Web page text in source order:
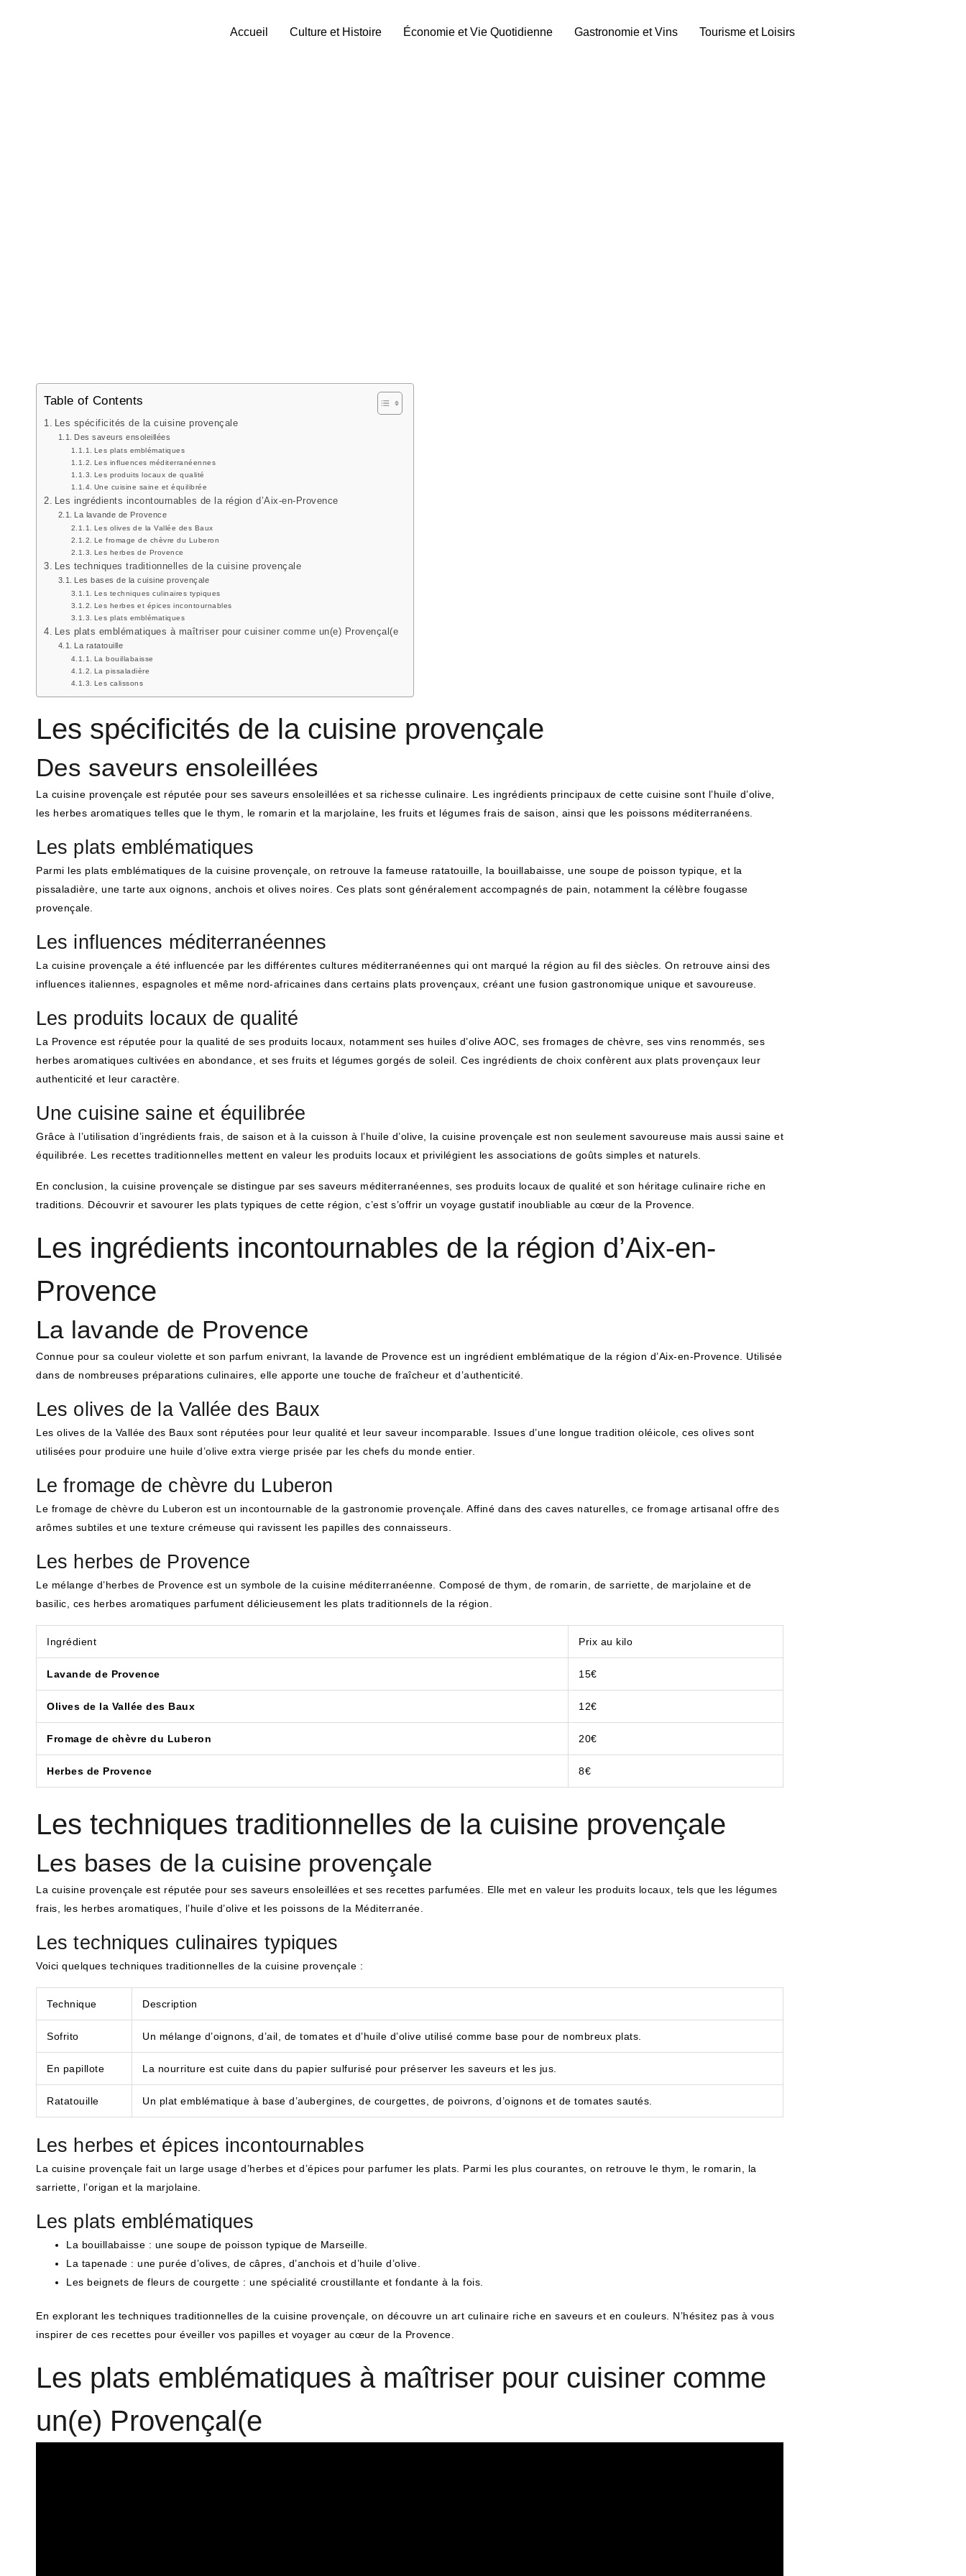
Accueil Culture et Histoire Économie et Vie Quotidienne Gastronomie et Vins Tourisme et Loisirs
Table of Contents
Les spécificités de la cuisine provençale
Des saveurs ensoleillées
Les plats emblématiques
Les influences méditerranéennes
Les produits locaux de qualité
Une cuisine saine et équilibrée
Les ingrédients incontournables de la région d’Aix-en-Provence
La lavande de Provence
Les olives de la Vallée des Baux
Le fromage de chèvre du Luberon
Les herbes de Provence
Les techniques traditionnelles de la cuisine provençale
Les bases de la cuisine provençale
Les techniques culinaires typiques
Les herbes et épices incontournables
Les plats emblématiques
Les plats emblématiques à maîtriser pour cuisiner comme un(e) Provençal(e
La ratatouille
La bouillabaisse
La pissaladière
Les calissons
Les spécificités de la cuisine provençale
Des saveurs ensoleillées
La cuisine provençale est réputée pour ses saveurs ensoleillées et sa richesse culinaire. Les ingrédients principaux de cette cuisine sont l’huile d’olive,
les herbes aromatiques telles que le thym, le romarin et la marjolaine, les fruits et légumes frais de saison, ainsi que les poissons méditerranéens.
Les plats emblématiques
Parmi les plats emblématiques de la cuisine provençale, on retrouve la fameuse ratatouille, la bouillabaisse, une soupe de poisson typique, et la
pissaladière, une tarte aux oignons, anchois et olives noires. Ces plats sont généralement accompagnés de pain, notamment la célèbre fougasse
provençale.
Les influences méditerranéennes
La cuisine provençale a été influencée par les différentes cultures méditerranéennes qui ont marqué la région au fil des siècles. On retrouve ainsi des
influences italiennes, espagnoles et même nord-africaines dans certains plats provençaux, créant une fusion gastronomique unique et savoureuse.
Les produits locaux de qualité
La Provence est réputée pour la qualité de ses produits locaux, notamment ses huiles d’olive AOC, ses fromages de chèvre, ses vins renommés, ses
herbes aromatiques cultivées en abondance, et ses fruits et légumes gorgés de soleil. Ces ingrédients de choix confèrent aux plats provençaux leur
authenticité et leur caractère.
Une cuisine saine et équilibrée
Grâce à l’utilisation d’ingrédients frais, de saison et à la cuisson à l’huile d’olive, la cuisine provençale est non seulement savoureuse mais aussi saine et
équilibrée. Les recettes traditionnelles mettent en valeur les produits locaux et privilégient les associations de goûts simples et naturels.
En conclusion, la cuisine provençale se distingue par ses saveurs méditerranéennes, ses produits locaux de qualité et son héritage culinaire riche en
traditions. Découvrir et savourer les plats typiques de cette région, c’est s’offrir un voyage gustatif inoubliable au cœur de la Provence.
Les ingrédients incontournables de la région d’Aix-en-
Provence
La lavande de Provence
Connue pour sa couleur violette et son parfum enivrant, la lavande de Provence est un ingrédient emblématique de la région d’Aix-en-Provence. Utilisée
dans de nombreuses préparations culinaires, elle apporte une touche de fraîcheur et d’authenticité.
Les olives de la Vallée des Baux
Les olives de la Vallée des Baux sont réputées pour leur qualité et leur saveur incomparable. Issues d’une longue tradition oléicole, ces olives sont
utilisées pour produire une huile d’olive extra vierge prisée par les chefs du monde entier.
Le fromage de chèvre du Luberon
Le fromage de chèvre du Luberon est un incontournable de la gastronomie provençale. Affiné dans des caves naturelles, ce fromage artisanal offre des
arômes subtiles et une texture crémeuse qui ravissent les papilles des connaisseurs.
Les herbes de Provence
Le mélange d’herbes de Provence est un symbole de la cuisine méditerranéenne. Composé de thym, de romarin, de sarriette, de marjolaine et de
basilic, ces herbes aromatiques parfument délicieusement les plats traditionnels de la région.
Ingrédient Prix au kilo
Lavande de Provence 15€
Olives de la Vallée des Baux 12€
Fromage de chèvre du Luberon 20€
Herbes de Provence 8€
Les techniques traditionnelles de la cuisine provençale
Les bases de la cuisine provençale
La cuisine provençale est réputée pour ses saveurs ensoleillées et ses recettes parfumées. Elle met en valeur les produits locaux, tels que les légumes
frais, les herbes aromatiques, l’huile d’olive et les poissons de la Méditerranée.
Les techniques culinaires typiques
Voici quelques techniques traditionnelles de la cuisine provençale :
Technique Description
Sofrito Un mélange d’oignons, d’ail, de tomates et d’huile d’olive utilisé comme base pour de nombreux plats.
En papillote La nourriture est cuite dans du papier sulfurisé pour préserver les saveurs et les jus.
Ratatouille Un plat emblématique à base d’aubergines, de courgettes, de poivrons, d’oignons et de tomates sautés.
Les herbes et épices incontournables
La cuisine provençale fait un large usage d’herbes et d’épices pour parfumer les plats. Parmi les plus courantes, on retrouve le thym, le romarin, la
sarriette, l’origan et la marjolaine.
Les plats emblématiques
La bouillabaisse : une soupe de poisson typique de Marseille.
La tapenade : une purée d’olives, de câpres, d’anchois et d’huile d’olive.
Les beignets de fleurs de courgette : une spécialité croustillante et fondante à la fois.
En explorant les techniques traditionnelles de la cuisine provençale, on découvre un art culinaire riche en saveurs et en couleurs. N’hésitez pas à vous
inspirer de ces recettes pour éveiller vos papilles et voyager au cœur de la Provence.
Les plats emblématiques à maîtriser pour cuisiner comme
un(e) Provençal(e